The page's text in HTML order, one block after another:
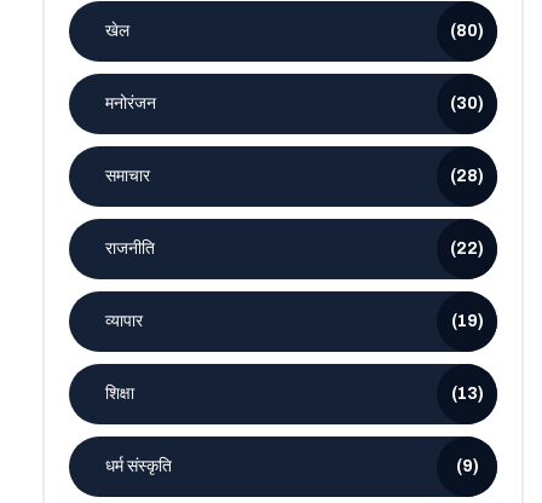
खेल (80)
मनोरंजन (30)
समाचार (28)
राजनीति (22)
व्यापार (19)
शिक्षा (13)
धर्म संस्कृति (9)